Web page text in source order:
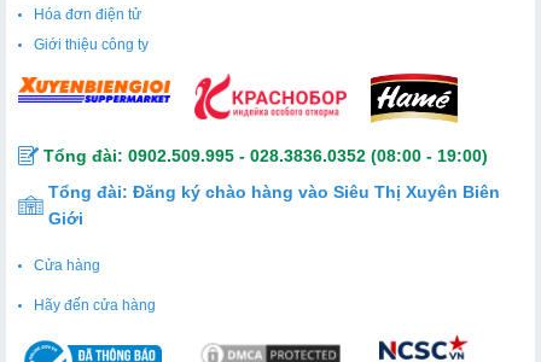
Hóa đơn điện tử
Giới thiệu công ty
Tổng đài: 0902.509.995 - 028.3836.0352 (08:00 - 19:00)
Tổng đài: Đăng ký chào hàng vào Siêu Thị Xuyên Biên
Giới
Cửa hàng
Hãy đến cửa hàng